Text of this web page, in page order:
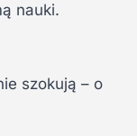
nauki.
szokują – o